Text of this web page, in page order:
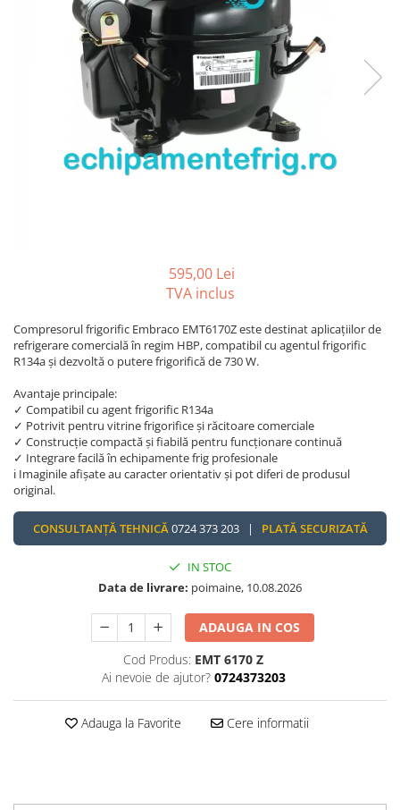
REZISTENTE DIGIVRARE
REZISTENTE SILICONICE
Ventilatoare
Ventilatoare EbmPapst
Ventilatoare WEIGUANG
Ventilatoare turbina
VENTILATOARE AXIALE
Compresoare Cubigel R134a
Compresoare Cubigel R404a
Compresoare Jiaxipera
VAPORIZATOARE LU-VE
595,00 Lei
TVA inclus
Compresorul frigorific Embraco EMT6170Z este destinat aplicațiilor de
refrigerare comercială în regim HBP, compatibil cu agentul frigorific
R134a și dezvoltă o putere frigorifică de 730 W.
Avantaje principale:
✓ Compatibil cu agent frigorific R134a
✓ Potrivit pentru vitrine frigorifice și răcitoare comerciale
✓ Construcție compactă și fiabilă pentru funcționare continuă
✓ Integrare facilă în echipamente frig profesionale
ℹ️ Imaginile afișate au caracter orientativ și pot diferi de produsul
original.
CONSULTANȚĂ TEHNICĂ0724 373 203 | PLATĂ SECURIZATĂ
IN STOC
Data de livrare: poimaine, 10.08.2026
ADAUGA IN COS
Cod Produs: EMT 6170 Z
Ai nevoie de ajutor? 0724373203
Adauga la Favorite Cere informatii